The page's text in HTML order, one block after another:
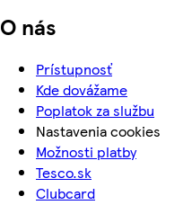
O nás
Prístupnosť
Kde dovážame
Poplatok za službu
Nastavenia cookies
Možnosti platby
Tesco.sk
Clubcard